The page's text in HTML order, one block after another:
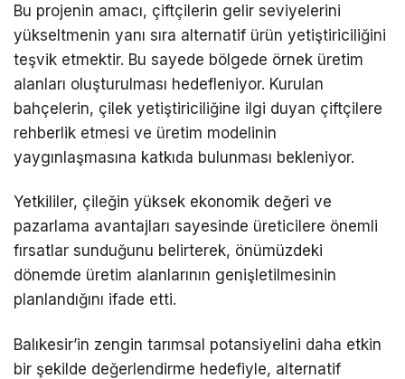
Bu projenin amacı, çiftçilerin gelir seviyelerini
yükseltmenin yanı sıra alternatif ürün yetiştiriciliğini
teşvik etmektir. Bu sayede bölgede örnek üretim
alanları oluşturulması hedefleniyor. Kurulan
bahçelerin, çilek yetiştiriciliğine ilgi duyan çiftçilere
rehberlik etmesi ve üretim modelinin
yaygınlaşmasına katkıda bulunması bekleniyor.
Yetkililer, çileğin yüksek ekonomik değeri ve
pazarlama avantajları sayesinde üreticilere önemli
fırsatlar sunduğunu belirterek, önümüzdeki
dönemde üretim alanlarının genişletilmesinin
planlandığını ifade etti.
Balıkesir’in zengin tarımsal potansiyelini daha etkin
bir şekilde değerlendirme hedefiyle, alternatif